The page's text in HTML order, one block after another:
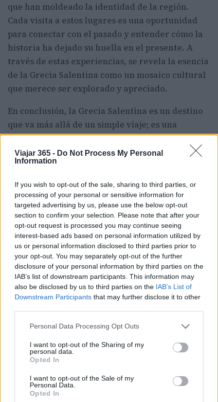
Viajar 365 - Do Not Process My Personal
Information
If you wish to opt-out of the sale, sharing to third parties, or
processing of your personal or sensitive information for
targeted advertising by us, please use the below opt-out
section to confirm your selection. Please note that after your
opt-out request is processed you may continue seeing
interest-based ads based on personal information utilized by
us or personal information disclosed to third parties prior to
your opt-out. You may separately opt-out of the further
disclosure of your personal information by third parties on the
IAB’s list of downstream participants. This information may
also be disclosed by us to third parties on the IAB’s List of
Downstream Participants that may further disclose it to other
Please note that this website/app uses one or more Google
not limited to your visit or usage behaviour. You may click to
grant or deny consent to Google and its third-party tags to
use your data for below specified purposes in below Google
consent section.
Personal Data Processing Opt Outs
I want to opt-out of the Sharing of my
personal data.
Opted In
I want to opt-out of the Sale of my
Personal Data.
Opted In
que han moldeado la identidad de la región.
Cada visita a estos lugares es una oportunidad
para conectar con el pasado y entender cómo la
historia ha dejado su huella en el presente. A
través de estas experiencias, se revela la esencia
de la Grecia Salentina como un mosaico cultural
que merece ser explorado y apreciado.
En conclusión, la Grecia Salentina es un destino
que va más allá de un simple viaje; es una
experiencia que enriquece el alma. Desde la
emoción de las aventuras al aire libre hasta los
momentos de contemplación en sus paisajes,
cada sabor es un recuerdo que atesorar. Este
viaje es una invitación a descubrir la belleza y la
profundidad de esta región, donde la cultura, la
historia y la gastronomía se entrelazan de
manera única. ¿Estás listo para comenzar esta
aventura?
«`
AUTOR